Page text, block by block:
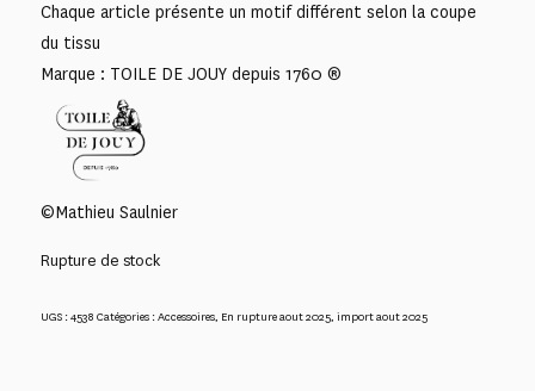
Chaque article présente un motif différent selon la coupe
du tissu
Marque : TOILE DE JOUY depuis 1760 ®
©Mathieu Saulnier
Rupture de stock
UGS :4538 Catégories :Accessoires, En rupture aout 2025, import aout 2025